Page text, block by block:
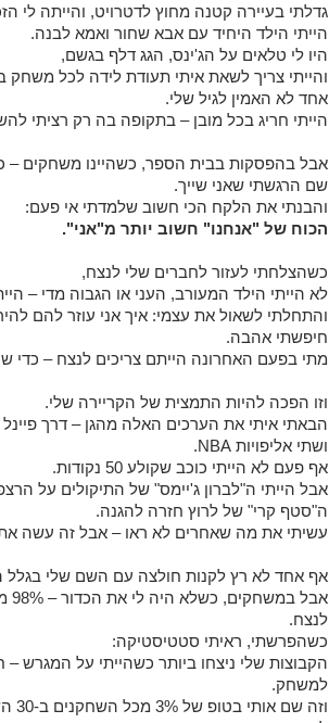
גדלתי בעיירה קטנה מחוץ לדטרויט, והייתה לי
הייתי הילד היחיד עם אבא שחור ואמא לבנה.
היו לי טלאים על הג'ינס, הגג דלף בגשם,
והייתי צריך לשאת איתי תעודת לידה לכל משחק
אחד לא האמין לגיל שלי.
הייתי חריג בכל מובן – בתקופה בה רק רציתי
אבל בהפסקות בבית הספר, כשהיינו משחקים –
שם הרגשתי שאני שייך.
והבנתי את הלקח הכי חשוב שלמדתי אי פעם:
הכוח של "אנחנו" חשוב יותר מ"אני".
כשהצלחתי לעזור לחברים שלי לנצח,
לא הייתי הילד המעורב, העני או הגבוה מדי –
והתחלתי לשאול את עצמי: איך אני עוזר להם
חיפשתי אהבה.
מתי בפעם האחרונה הייתם צריכים לנצח – כדי
וזו הפכה להיות התמצית של הקריירה שלי.
הבאתי איתי את הערכים האלה מהגן – דרך
ושתי אליפויות NBA.
אף פעם לא הייתי כוכב שקולע 50 נקודות.
אבל הייתי ה"לברון ג'יימס" של התיקולים על
ה"סטף קרי" של לרוץ חזרה להגנה.
עשיתי את מה שאחרים לא ראו – אבל זה עשה
אף אחד לא רץ לקנות חולצה עם השם שלי בגלל
לנצח.
כשהפרשתי, ראיתי סטטיסטיקה:
הקבוצות שלי ניצחו ביותר כשהייתי על המגרש
למשחק.
וזה שם אותי בטופ של 3% מכל השחקנים ב-30 השנים האחרונות –